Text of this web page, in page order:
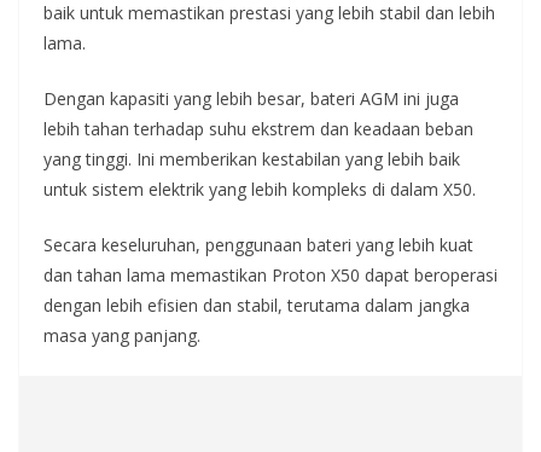
baik untuk memastikan prestasi yang lebih stabil dan lebih
lama.
Dengan kapasiti yang lebih besar, bateri AGM ini juga
lebih tahan terhadap suhu ekstrem dan keadaan beban
yang tinggi. Ini memberikan kestabilan yang lebih baik
untuk sistem elektrik yang lebih kompleks di dalam X50.
Secara keseluruhan, penggunaan bateri yang lebih kuat
dan tahan lama memastikan Proton X50 dapat beroperasi
dengan lebih efisien dan stabil, terutama dalam jangka
masa yang panjang.